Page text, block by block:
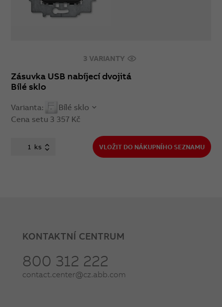
3 VARIANTY
Zásuvka USB nabíjecí dvojitá
Bílé sklo
Varianta:
Bílé sklo
Cena setu 3 357 Kč
ks VLOŽIT DO NÁKUPNÍHO SEZNAMU
KONTAKTNÍ CENTRUM
800 312 222
contact.center@cz.abb.com